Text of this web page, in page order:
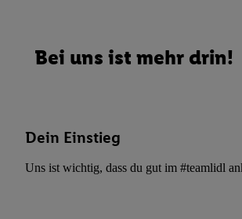
Bei uns ist mehr drin!
Dein Einstieg
Uns ist wichtig, dass du gut im #teamlidl